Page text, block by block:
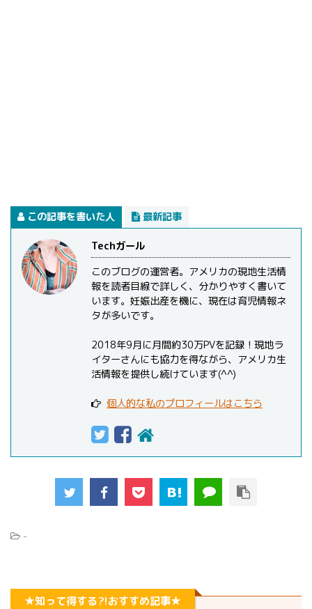
この記事を書いた人 最新記事
Techガール
このブログの運営者。アメリカの現地生活情
報を読者目線で詳しく、分かりやすく書いて
います。妊娠出産を機に、現在は育児情報ネ
タが多いです。
2018年9月に月間約30万PVを記録！現地ラ
イターさんにも協力を得ながら、アメリカ生
活情報を提供し続けています(^^)
個人的な私のプロフィールはこちら
-
★知って得する?!おすすめ記事★